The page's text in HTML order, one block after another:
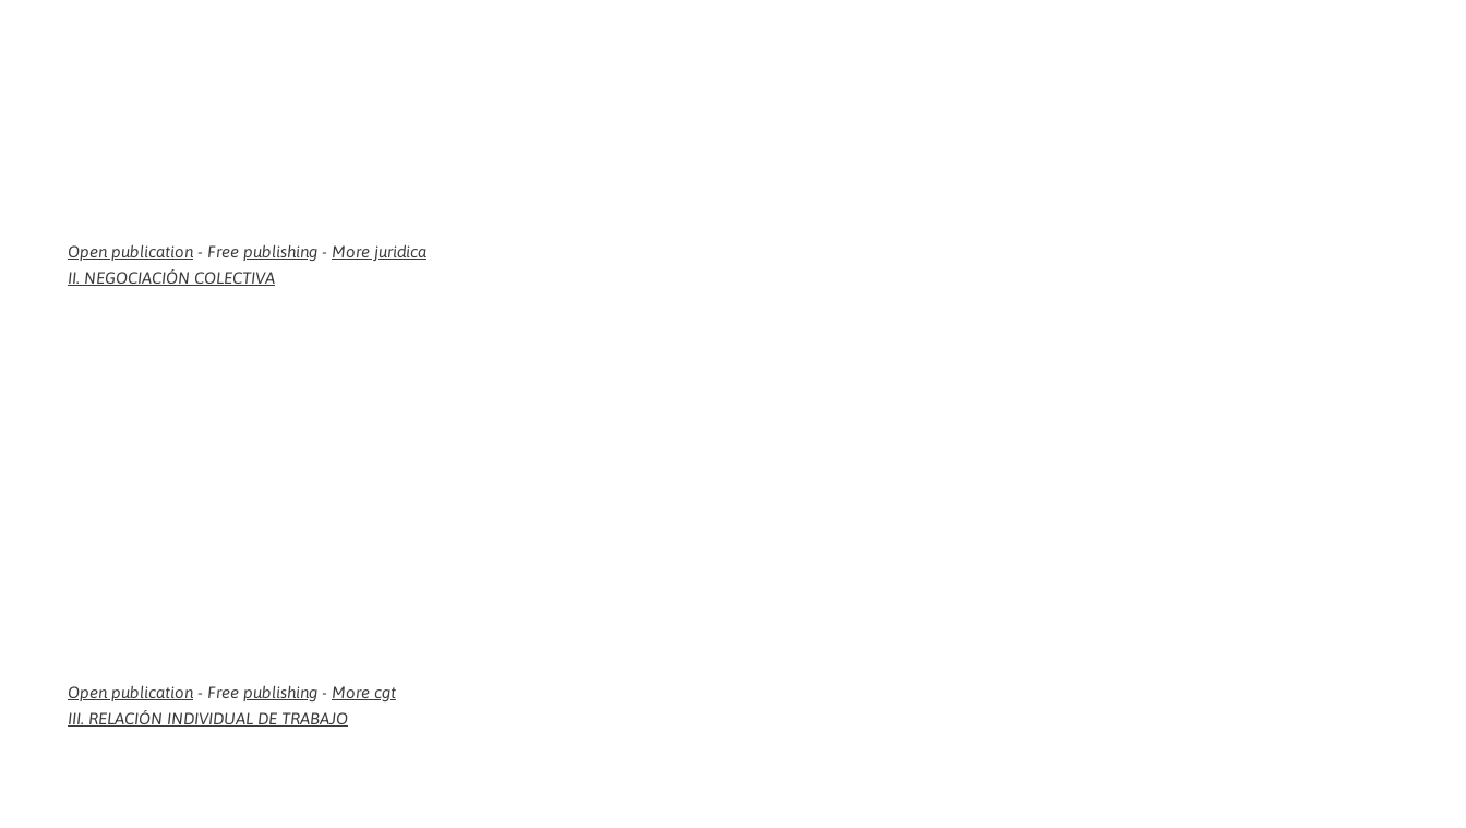
Open publication - Free publishing - More juridica
II. NEGOCIACIÓN COLECTIVA
Open publication - Free publishing - More cgt
III. RELACIÓN INDIVIDUAL DE TRABAJO